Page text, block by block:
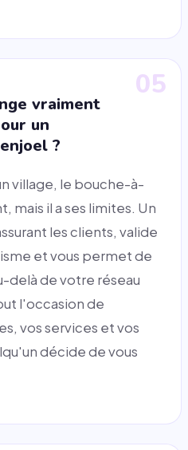
05
vraiment
un
?
village, le bouche-à-
mais il a ses limites. Un
les clients, valide
et vous permet de
delà de votre réseau
l'occasion de
vos services et vos
décide de vous